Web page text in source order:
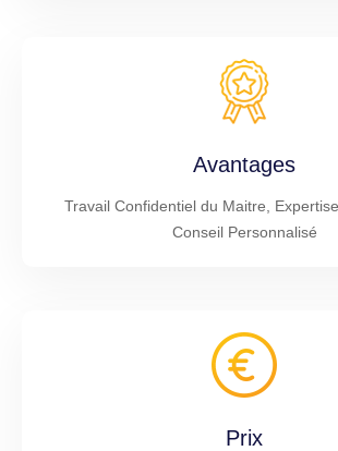
Avantages
Travail Confidentiel du Maitre,
Conseil Personnalisé
Prix